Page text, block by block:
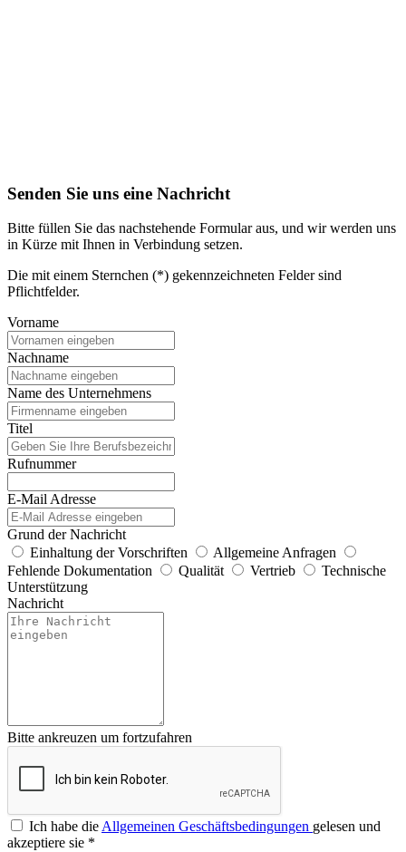
Senden Sie uns eine Nachricht
Bitte füllen Sie das nachstehende Formular aus, und wir werden uns
in Kürze mit Ihnen in Verbindung setzen.
Die mit einem Sternchen (*) gekennzeichneten Felder sind
Pflichtfelder.
Vorname
Nachname
Name des Unternehmens
Titel
Rufnummer
E-Mail Adresse
Grund der Nachricht
Einhaltung der Vorschriften
Allgemeine Anfragen
Fehlende Dokumentation
Qualität Vertrieb
Technische
Unterstützung
Nachricht
Bitte ankreuzen um fortzufahren
Ich habe dieAllgemeinen Geschäftsbedingungen gelesen und
akzeptiere sie *